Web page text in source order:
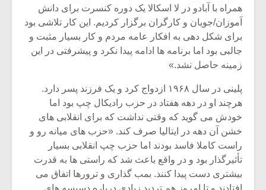
همراه با آبادو در لا اسکالا یک دوره کنسرت برای دانش
آموزان/جویان و کارگران برگزار کردیم. این کار تلاشی بود
برای شکل دهی به افکار عامه مردم و کار بسیار مثبت و
جالبی بود اما برنامه ها ادامه پیدا نکرد و پیشرفتی در این
زمینه حاصل نشد.»
پلینی در سال ۱۹۶۸ ازدواج کرد و یک فرزند پسر دارد.
هرچند او در دهه هفتاد در حزب رادیکال چپ بود اما
خودش می گوید که وقتی نداشت که برای انقلابی های
خشن آن دهه در ایتالیا صرف کند. «حزب های میانه رو و
راست کاملا فاسد بودند اما حزب چپ انقلابی بسیار
تأثیرگذار بود و در واقع باعث شد که راستی ها به قدرت
بیشتری دست پیدا کنند. بمب گذاری و ترورها اتفاق می